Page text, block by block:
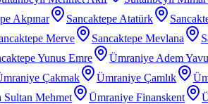
Akpınar Sancaktepe Atatürk
Merve Sancaktepe Mevlana
Yunus Emre Ümraniye Adem
Çakmak Ümraniye Çamlık
Sultan Mehmet Ümraniye Finanskent